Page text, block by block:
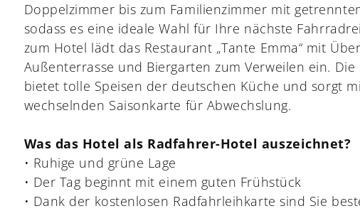
Doppelzimmer bis zum Familienzimmer mit
sodass es eine ideale Wahl für Ihre nächste
zum Hotel lädt das Restaurant „Tante Emma“ mit
Außenterrasse und Biergarten zum Verweilen ein. Die
bietet tolle Speisen der deutschen Küche und sorgt
wechselnden Saisonkarte für Abwechslung.
Was das Hotel als Radfahrer-Hotel auszeichnet?
• Ruhige und grüne Lage
• Der Tag beginnt mit einem guten Frühstück
• Dank der kostenlosen Radfahrleihkarte sind Sie